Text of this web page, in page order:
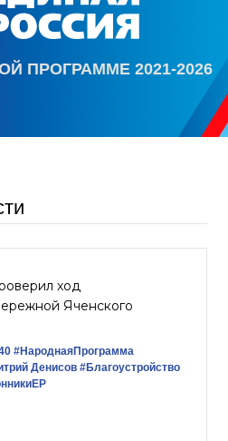
ПРОГРАММЕ 2021-2026
ход
Яченского
#НароднаяПрограмма
Денисов #Благоустройство